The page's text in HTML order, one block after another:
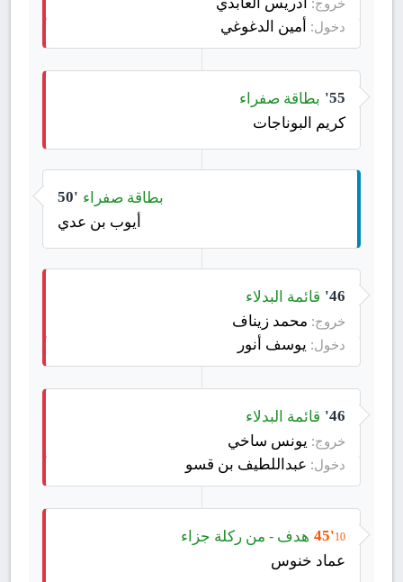
دخول: أمين الدغوغي
55' بطاقة صفراء
كريم البوناجات
50' بطاقة صفراء
أيوب بن عدي
46' قائمة البدلاء
خروج: محمد زيناف
دخول: يوسف أنور
46' قائمة البدلاء
خروج: يونس ساخي
دخول: عبداللطيف بن قسو
45'10
هدف - من ركلة جزاء
عماد خنوس